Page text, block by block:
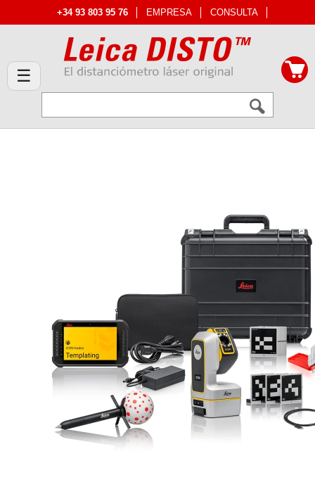
+34 93 803 95 76 EMPRESA CONSULTA
☰